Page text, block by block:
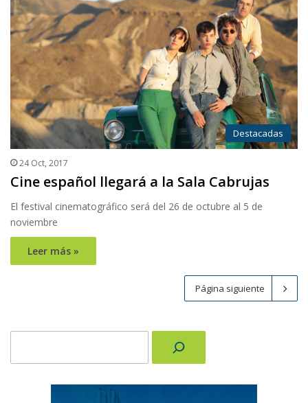
Destacadas
24 Oct, 2017
Cine español llegará a la Sala Cabrujas
El festival cinematográfico será del 26 de octubre al 5 de
noviembre
Leer más »
Página siguiente